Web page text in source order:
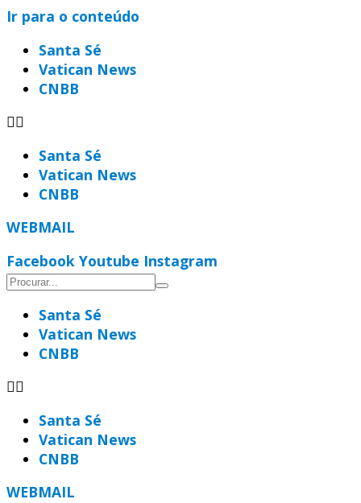
Ir para o conteúdo
Santa Sé
Vatican News
CNBB
Santa Sé
Vatican News
CNBB
WEBMAIL
Facebook Youtube Instagram
Santa Sé
Vatican News
CNBB
Santa Sé
Vatican News
CNBB
WEBMAIL